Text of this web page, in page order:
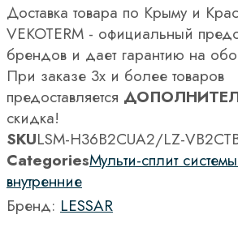
Доставка товара по Крыму и
VEKOTERM - официальный
брендов и дает гарантию на
При заказе 3х и более товаров
предоставляется
скидка!
SKULSM-H36B2CUA2/LZ-
CategoriesМульти-сплит
внутренние
Бренд: LESSAR